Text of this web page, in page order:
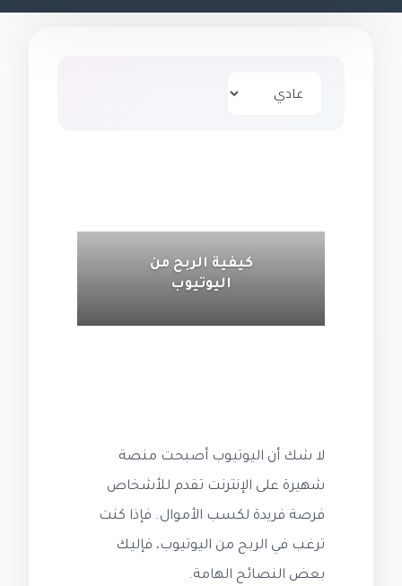
كيفية الربح من
اليوتيوب
لا شك أن اليوتيوب أصبحت منصة
شهيرة على الإنترنت تقدم للأشخاص
فرصة فريدة لكسب الأموال. فإذا كنت
ترغب في الربح من اليوتيوب، فإليك
بعض النصائح الهامة.